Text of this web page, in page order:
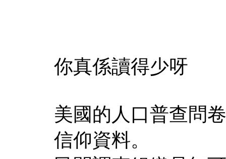
你真係讀得少呀
美國的人口普查問
信仰資料。